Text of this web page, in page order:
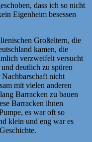
dass ich so nicht
Eigenheim besessen
Großeltern, die
kamen, die
verzweifelt versucht
deutlich zu spüren
Nachbarschaft nicht
mit vielen anderen
Barracken zu bauen
Barracken ihnen
es war oft so
klein und eng war es